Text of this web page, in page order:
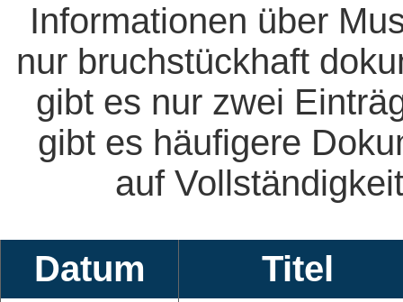
Informationen über
nur bruchstückhaft
gibt es nur zwei
gibt es häufigere
auf
Datum
Titel